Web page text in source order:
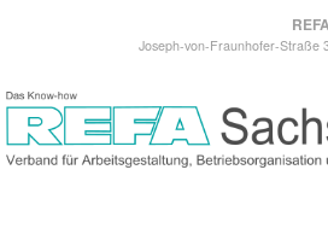
Joseph-von-Fraunhofer-Straße